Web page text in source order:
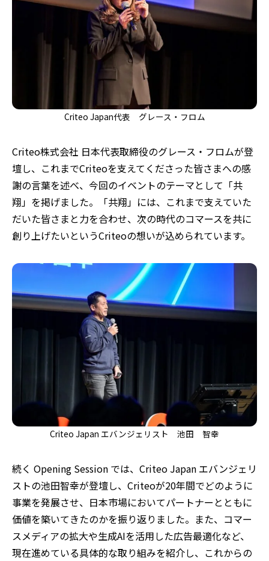
Criteo Japan代表 グレース・フロム
Criteo株式会社 日本代表取締役のグレース・フロムが登
壇し、これまでCriteoを支えてくださった皆さまへの感
謝の言葉を述べ、今回のイベントのテーマとして「共
翔」を掲げました。「共翔」には、これまで支えていた
だいた皆さまと力を合わせ、次の時代のコマースを共に
創り上げたいというCriteoの想いが込められています。
Criteo Japan エバンジェリスト 池田 智幸
続く Opening Session では、Criteo Japan エバンジェリ
ストの池田智幸が登壇し、Criteoが20年間でどのように
事業を発展させ、日本市場においてパートナーとともに
価値を築いてきたのかを振り返りました。また、コマー
スメディアの拡大や生成AIを活用した広告最適化など、
現在進めている具体的な取り組みを紹介し、これからの